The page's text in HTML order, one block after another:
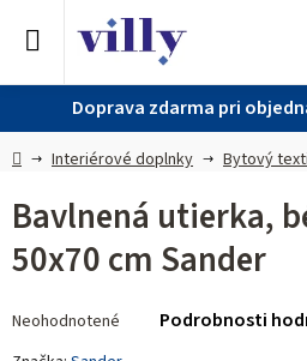
Doprava zdarma pri
DomovInteriérové doplnky Bytový
Bavlnená utierka,
50x70 cm Sander
hodnotenie
Neohodnotené Podrobnosti